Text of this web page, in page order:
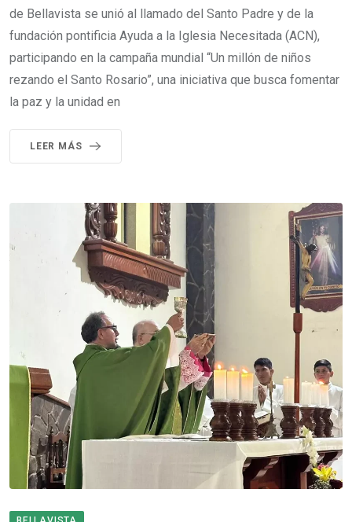
de Bellavista se unió al llamado del Santo Padre y de la
fundación pontificia Ayuda a la Iglesia Necesitada (ACN),
participando en la campaña mundial “Un millón de niños
rezando el Santo Rosario”, una iniciativa que busca fomentar
la paz y la unidad en
LEER MÁS